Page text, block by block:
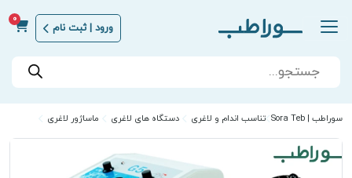
ورود | ثبت نام
0
Products
search
سوراطب | Sora Teb تناسب اندام و لاغری دستگاه های لاغری ماساژور لاغری